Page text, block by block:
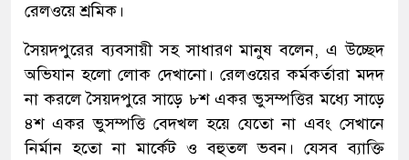
রেলওয়ে শ্রমিক।
সৈয়দপুরের ব্যবসায়ী সহ সাধারণ মানুষ বলেন, এ উচ্ছেদ
অভিযান হলো লোক দেখানো। রেলওয়ের কর্মকর্তারা মদদ
না করলে সৈয়দপুরে সাড়ে ৮শ একর ভুসম্পত্তির মধ্যে সাড়ে
৪শ একর ভুসম্পত্তি বেদখল হয়ে যেতো না এবং সেখানে
নির্মান হতো না মার্কেট ও বহুতল ভবন। যেসব ব্যাক্তি